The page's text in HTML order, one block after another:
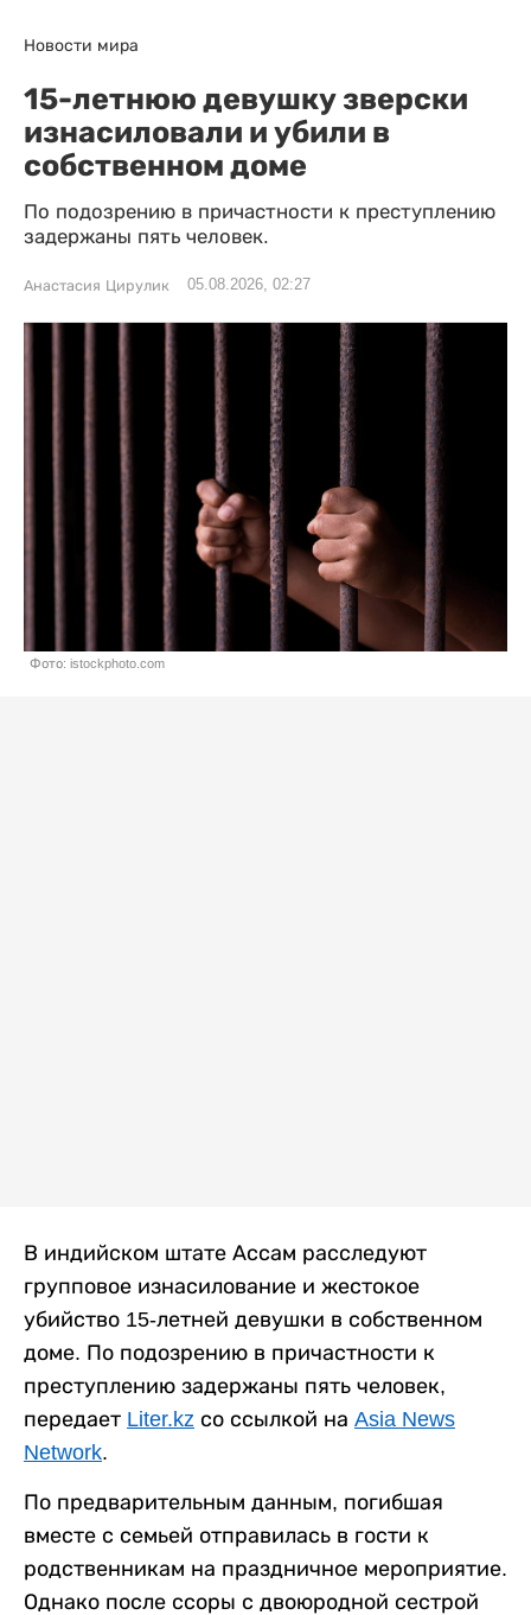
Новости мира
15-летнюю девушку зверски
изнасиловали и убили в
собственном доме
По подозрению в причастности к преступлению
задержаны пять человек.
Анастасия Цирулик 05.08.2026, 02:27
Фото: istockphoto.com
В индийском штате Ассам расследуют
групповое изнасилование и жестокое
убийство 15-летней девушки в собственном
доме. По подозрению в причастности к
преступлению задержаны пять человек,
передает Liter.kz со ссылкой на Asia News
Network.
По предварительным данным, погибшая
вместе с семьей отправилась в гости к
родственникам на праздничное мероприятие.
Однако после ссоры с двоюродной сестрой